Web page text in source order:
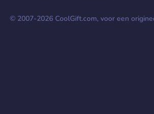
© 2007-2026 CoolGift.com, voor een